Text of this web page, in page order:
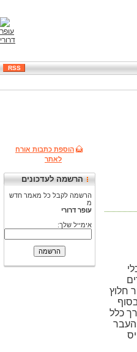
RSS
הוספת כתבות אורח
לאתר
הרשמה לעדכונים
הרשמה לקבל כל מאמר חדש
מ
עופר דרורי
אימייל שלך:
חלוץ
כלל
העבר